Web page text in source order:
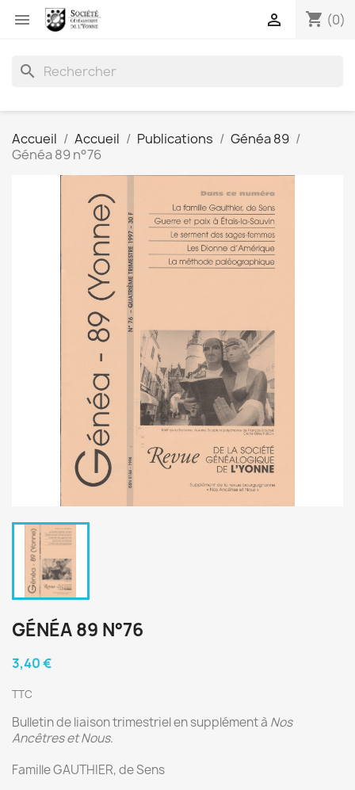
 shopping_cart (0)

search
Accueil Accueil Publications
Généa 89
Généa 89 n°76
GÉNÉA 89 N°76
3,40 €
TTC
Bulletin de liaison trimestriel en supplément à Nos
Ancêtres et Nous.
Famille GAUTHIER, de Sens